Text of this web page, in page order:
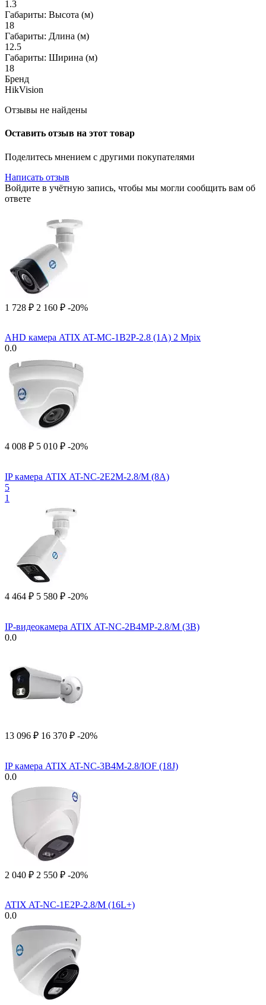
1.3
Габариты: Высота (м)
18
Габариты: Длина (м)
12.5
Габариты: Ширина (м)
18
Бренд
HikVision
Отзывы не найдены
Оставить отзыв на этот товар
Поделитесь мнением с другими покупателями
Написать отзыв
Войдите в учётную запись, чтобы мы могли сообщить вам об
ответе
1 728 ₽ 2 160 ₽ -20%
AHD камера ATIX AT-MC-1B2P-2.8 (1A) 2 Mpix
0.0
4 008 ₽ 5 010 ₽ -20%
IP камера ATIX AT-NC-2E2M-2.8/M (8A)
5
1
4 464 ₽ 5 580 ₽ -20%
IP-видеокамера ATIX AT-NC-2B4MP-2.8/M (3B)
0.0
13 096 ₽ 16 370 ₽ -20%
IP камера ATIX AT-NC-3B4M-2.8/IOF (18J)
0.0
2 040 ₽ 2 550 ₽ -20%
ATIX AT-NC-1E2P-2.8/M (16L+)
0.0